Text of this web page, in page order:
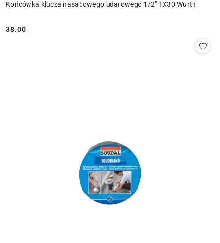
Końcówka klucza nasadowego udarowego 1/2" TX30 Wurth
Cena:
38.00